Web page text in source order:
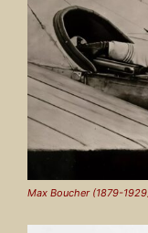
Max Boucher (1879-